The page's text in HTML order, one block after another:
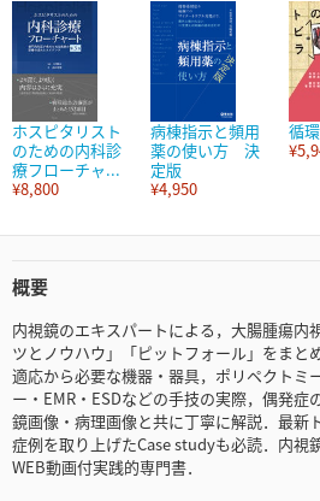
ホスピタリスト
のための内科診
療フローチャ...
¥8,800
病棟指示と頻用
薬の使い方 決
定版
¥4,950
循
概要
内視鏡のエキスパートによる，大腸腫瘍内
ツとノウハウ」「ピットフォール」をまと
適応から必要な機器・器具，ポリペクトミ
ー・EMR・ESDなどの手技の実際，偶発症
鏡画像・病理画像と共に丁寧に解説．最新
症例を取り上げたCase studyも必読．内視
WEB動画付実践的専門書．